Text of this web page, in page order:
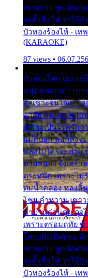
เขาจะว่า ลูกเจ้าเ
จะตั้งชื่อให้ ว่าไอ้บั
บัวทองร้องไห้ - เท
(KARAOKE)
87 views •
บัวทองโศก เพรา
หนุ่มหลอกเอา เขา
ออเซาะจนใจเบา
อาลัย หนุ่มรูปหล่อ
เพราะเป็นโรครักจ
แม่ก็บอก พ่อก็สั่งจ
พลั้งไปใครจะช่วย
ตามสนอง จึงเศร้า
ตระหนัก เพราะไ
ตมน้ำคลอง หลงลิ้
โชย คำหวาน เขา
มาบานก่อนตูม ดุจ
เพราะตรอมฤทัย ข้
โศก เสียเถิดทอง พั
เขาจะว่า ลูกเจ้าเ
จะตั้งชื่อให้ ว่าไอ้บั
บัวทองร้องไห้ - เท